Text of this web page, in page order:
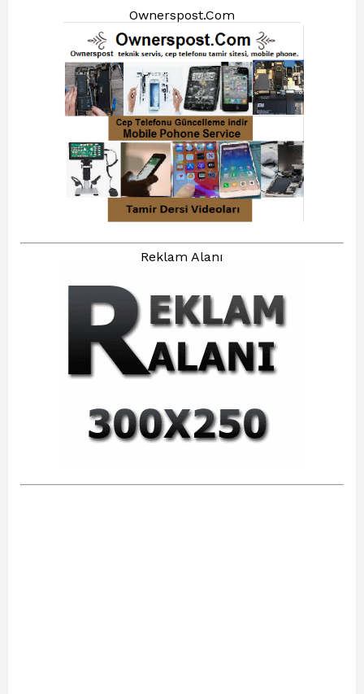
Ownerspost.Com
Reklam Alanı